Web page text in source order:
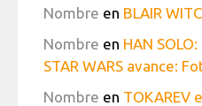
Nombre en BLAIR
Nombre en HAN
STAR WARS avance:
Nombre en TOKAREV